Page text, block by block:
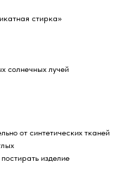
стирка»
солнечных лучей
от синтетических тканей
изделие